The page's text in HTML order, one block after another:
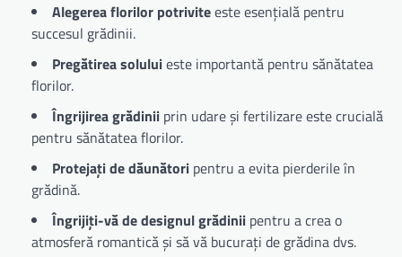
Alegerea florilor potriviteeste esențială pentru
succesul grădinii.
Pregătirea soluluieste importantă pentru sănătatea
florilor.
Îngrijirea grădinii prin udare și fertilizare este crucială
pentru sănătatea florilor.
Protejați de dăunători pentru a evita pierderile în
grădină.
Îngrijiți-vă de designul grădinii pentru a crea o
atmosferă romantică și să vă bucurați de grădina dvs.